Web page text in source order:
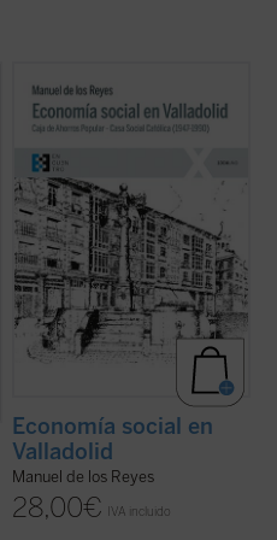
Casa Social Católica de Valladolid (1881-
1946), una aportación singular y necesaria
a la historia de la Iglesia y ciudad de
permitiendo al lector caer ...
Economía social en
Valladolid
Manuel de los Reyes
28,00€ IVA incluido